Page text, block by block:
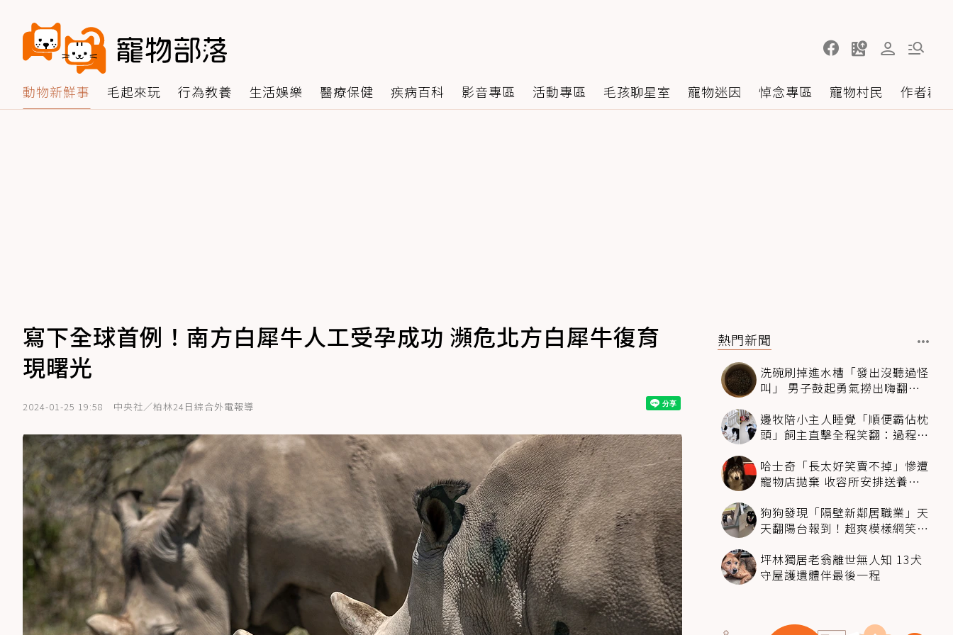
動物新鮮事 毛起來玩 行為教養 生活娛樂 醫療保健 疾病百科 影音專區 活動專區 毛孩聊星室 寵物迷因 悼念專區 寵物村民 作者群
寫下全球首例！南方白犀牛人工受孕成功 瀕危北方白犀牛復育
現曙光
2024-01-25 19:58 中央社／柏林24日綜合外電報導
熱門新聞
洗碗刷掉進水槽「發出沒聽過怪
叫」 男子鼓起勇氣撈出嗨翻：
邊牧陪小主人睡覺「順便霸佔枕
頭」飼主直擊全程笑翻：過程絲
哈士奇「長太好笑賣不掉」慘遭
寵物店拋棄 收容所安排送養活
狗狗發現「隔壁新鄰居職業」天
天翻陽台報到！超爽模樣網笑
坪林獨居老翁離世無人知 13犬
守屋護遺體伴最後一程